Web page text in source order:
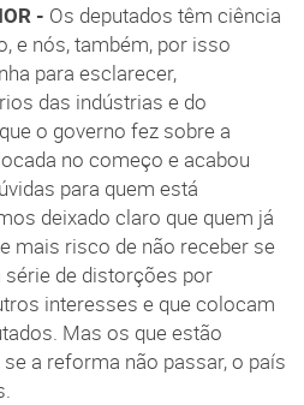
- Os deputados têm ciência
e nós, também, por isso
para esclarecer,
das indústrias e do
o governo fez sobre a
no começo e acabou
para quem está
deixado claro que quem já
mais risco de não receber se
de distorções por
interesses e que colocam
Mas os que estão
a reforma não passar, o país